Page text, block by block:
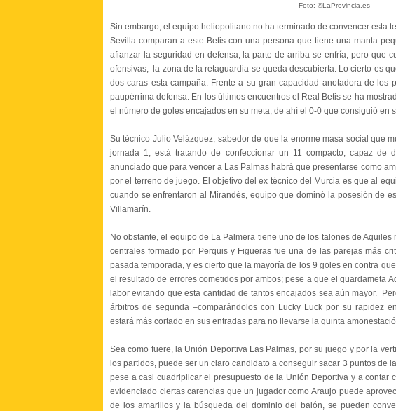
Foto: ©LaProvincia.es
Sin embargo, el equipo heliopolitano no ha terminado de convencer esta
Sevilla comparan a este Betis con una persona que tiene una manta
afianzar la seguridad en defensa, la parte de arriba se enfría, pero que
ofensivas, la zona de la retaguardia se queda descubierta. Lo cierto es
dos caras esta campaña. Frente a su gran capacidad anotadora de los
paupérrima defensa. En los últimos encuentros el Real Betis se ha
el número de goles encajados en su meta, de ahí el 0-0 que consiguió en
Su técnico Julio Velázquez, sabedor de que la enorme masa social que
jornada 1, está tratando de confeccionar un 11 compacto, capaz de
anunciado que para vencer a Las Palmas habrá que presentarse como
por el terreno de juego. El objetivo del ex técnico del Murcia es que al
cuando se enfrentaron al Mirandés, equipo que dominó la posesión de
Villamarín.
No obstante, el equipo de La Palmera tiene uno de los talones de
centrales formado por Perquis y Figueras fue una de las parejas más
pasada temporada, y es cierto que la mayoría de los 9 goles en contra
el resultado de errores cometidos por ambos; pese a que el guardameta
labor evitando que esta cantidad de tantos encajados sea aún mayor.
árbitros de segunda –comparándolos con Lucky Luck por su rapidez
estará más cortado en sus entradas para no llevarse la quinta
Sea como fuere, la Unión Deportiva Las Palmas, por su juego y por la
los partidos, puede ser un claro candidato a conseguir sacar 3 puntos de
pese a casi cuadriplicar el presupuesto de la Unión Deportiva y a contar
evidenciado ciertas carencias que un jugador como Araujo puede
de los amarillos y la búsqueda del dominio del balón, se pueden